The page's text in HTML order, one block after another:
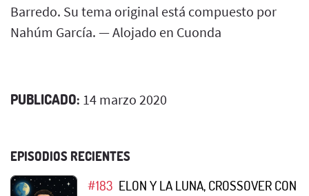
Barredo. Su tema original está compuesto por
Nahúm García. — Alojado en Cuonda
PUBLICADO: 14 marzo 2020
EPISODIOS RECIENTES
#183 ELON Y LA LUNA, CROSSOVER CON